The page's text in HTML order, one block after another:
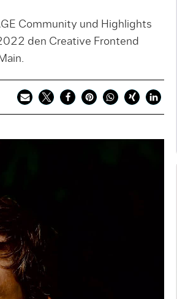
Community und Highlights
den Creative Frontend